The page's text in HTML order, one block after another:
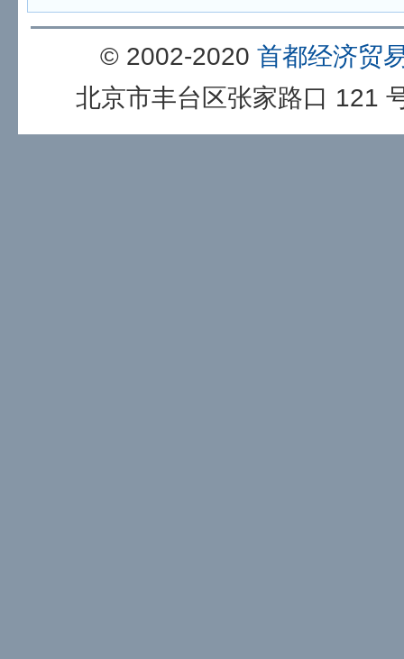
© 2002-2020 首都经济贸
北京市丰台区张家路口 121